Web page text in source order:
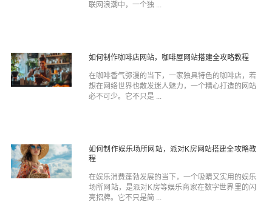
联网浪潮中，一个独 ...
如何制作咖啡店网站，咖啡屋网站搭建全攻略教程
在咖啡香气弥漫的当下，一家独具特色的咖啡店，若
想在网络世界也散发迷人魅力，一个精心打造的网站
必不可少。它不只是 ...
如何制作娱乐场所网站，派对K房网站搭建全攻略教
程
在娱乐消费蓬勃发展的当下，一个吸睛又实用的娱乐
场所网站，是派对K房等娱乐商家在数字世界里的闪
亮招牌。它不只是简 ...